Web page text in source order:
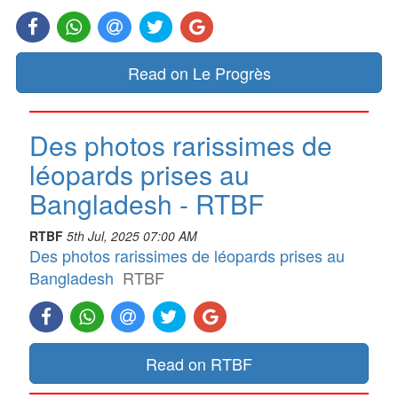
Read on Le Progrès
Des photos rarissimes de
léopards prises au
Bangladesh - RTBF
RTBF 5th Jul, 2025 07:00 AM
Des photos rarissimes de léopards prises au
Bangladesh RTBF
Read on RTBF